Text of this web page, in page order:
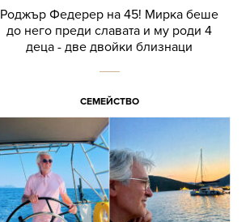
Роджър Федерер на 45! Мирка беше
до него преди славата и му роди 4
деца - две двойки близнаци
СЕМЕЙСТВО